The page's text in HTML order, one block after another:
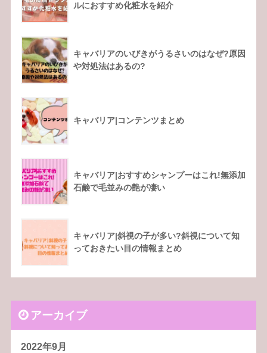
ルにおすすめ化粧水を紹介
キャバリアのいびきがうるさいのはなぜ?原因
や対処法はあるの?
キャバリア|コンテンツまとめ
キャバリア|おすすめシャンプーはこれ!無添加
石鹸で毛並みの艶が凄い
キャバリア|斜視の子が多い?斜視について知
っておきたい目の情報まとめ
アーカイブ
2022年9月